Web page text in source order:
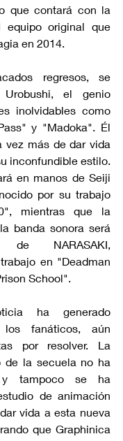
que contará con la
equipo original que
en 2014.
regresos, se
el genio
inolvidables como
y "Madoka". Él
vez más de dar vida
inconfundible estilo.
en manos de Seiji
por su trabajo
mientras que la
banda sonora será
de NARASAKI,
en "Deadman
School".
ha generado
fanáticos, aún
por resolver. La
de la secuela no ha
y tampoco se ha
de animación
vida a esta nueva
que Graphinica